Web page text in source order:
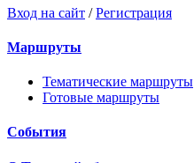
Вход на сайт /Регистрация
Маршруты
Тематические маршруты
Готовые маршруты
События